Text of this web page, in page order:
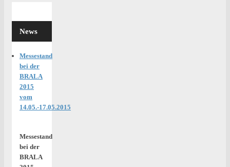
News
Messestand
bei der
BRALA
2015
vom
14.05.-17.05.2015
Messestand
bei der
BRALA